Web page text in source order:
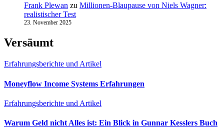
Frank Plewan zu Millionen‑Blaupause von Niels Wagner:
realistischer Test
23. November 2025
Versäumt
Erfahrungsberichte und Artikel
Moneyflow Income Systems Erfahrungen
Erfahrungsberichte und Artikel
Warum Geld nicht Alles ist: Ein Blick in Gunnar Kesslers Buch